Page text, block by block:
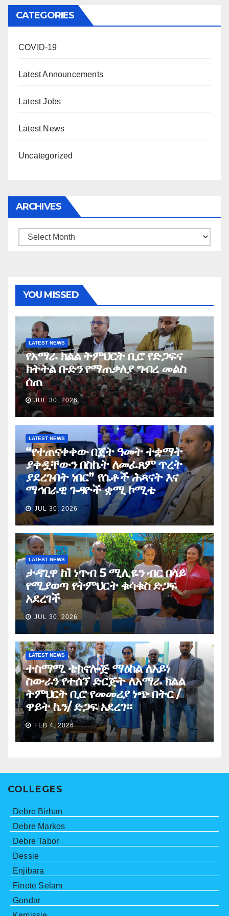
CATEGORIES
COVID-19
Latest Announcements
Latest Jobs
Latest News
Uncategorized
ARCHIVES
Archives
YOU MISSED
LATEST NEWS
የአማራ ክልል ትምህርት ቢሮ የድጋፍና
ክትትል ቡድን የማጠቃለያ ግብረ መልስ
ሰጠ
JUL 30, 2026
LATEST NEWS
“የተጠናቀቀው በጀት ዓመት ተቋማት
ያቀዷቸውን በስኬት ለመፈጸም ጥረት
ያደረጉበት ነበር” የሴቶች ሕጻናት እና
ማኅበራዊ ጉዳዮች ቋሚ ኮሚቴ
JUL 30, 2026
LATEST NEWS
ታዳጊዋ ከ1 ነጥብ 5 ሚሊዬን ብር በላይ
የሚያወጣ የትምህርት ቁሳቁስ ድጋፍ
አደረገች
JUL 30, 2026
LATEST NEWS
ተስማሚ ቴክኖሎጅ ማዕከል ለአይነ
ስውራን የተሰኘ ድርጅት ለአማራ ክልል
ትምህርት ቢሮ የመመሪያ ነጭ በትር /
ዋይት ኬን/ ድጋፍ አደረገ።
FEB 4, 2026
COLLEGES
Debre Birhan
Debre Markos
Debre Tabor
Dessie
Enjibara
Finote Selam
Gondar